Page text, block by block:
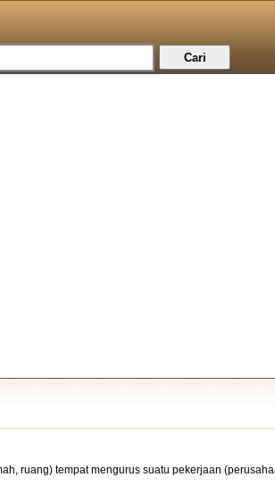
ruang) tempat mengurus suatu pekerjaan